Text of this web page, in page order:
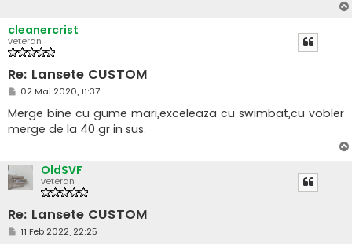
cleanercrist
veteran
Re: Lansete CUSTOM
M
s
a
j
02 Mai 2020, 11:37
Merge bine cu gume mari,exceleaza cu swimbat,cu vobler
merge de la 40 gr in sus.
OldSVF
veteran
Re: Lansete CUSTOM
M
11 Feb 2022, 22:25